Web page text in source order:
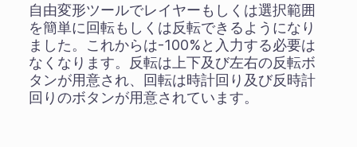
自由変形ツールでレイヤーもしくは選択範囲
を簡単に回転もしくは反転できるようになり
ました。これからは-100%と入力する必要は
なくなります。反転は上下及び左右の反転ボ
タンが用意され、回転は時計回り及び反時計
回りのボタンが用意されています。